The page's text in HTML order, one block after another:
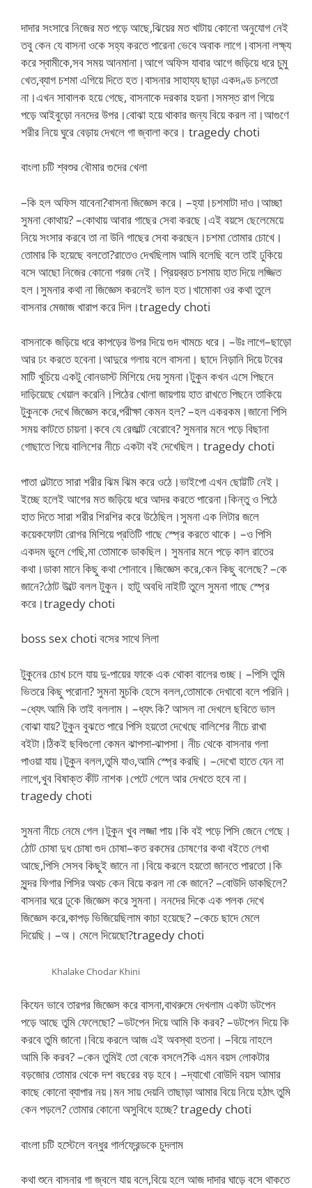
দাদার সংসারে নিজের মত পড়ে আছে,ঝিয়ের মত খাটায় কোনো অনুযোগ নেই
তবু কেন যে বাসনা ওকে সহ্য করতে পারেনা ভেবে অবাক লাগে।বাসনা লক্ষ্য
করে স্বামীকে,সব সময় আনমানা।আগে অফিস যাবার আগে জড়িয়ে ধরে চুমু
খেত,ব্যাগ চশমা এগিয়ে দিতে হত।বাসনার সাহায্য ছাড়া একদণ্ড চলতো
না।এখন সাবালক হয়ে গেছে, বাসনাকে দরকার হয়না।সমস্ত রাগ গিয়ে
পড়ে আইবুড়ো ননদের উপর।বোঝা হয়ে থাকার জন্য বিয়ে করল না।আগুণে
শরীর নিয়ে ঘুরে বেড়ায় দেখলে গা জ্বালা করে। tragedy choti
বাংলা চটি শ্বশুর বৌমার গুদের খেলা
–কি হল অফিস যাবেনা?বাসনা জিজ্ঞেস করে। –হ্যা।চশমাটা দাও।আচ্ছা
সুমনা কোথায়? –কোথায় আবার গাছের সেবা করছে।এই বয়সে ছেলেমেয়ে
নিয়ে সংসার করবে তা না উনি গাছের সেবা করছেন।চশমা তোমার চোখে।
তোমার কি হয়েছে বলতো?রাতেও দেখছিলাম আমি বলেছি বলে তাই ঢুকিয়ে
বসে আছো নিজের কোনো গরজ নেই। প্রিয়ব্রত চশমায় হাত দিয়ে লজ্জিত
হল।সুমনার কথা না জিজ্ঞেস করলেই ভাল হত।খামোকা ওর কথা তুলে
বাসনার মেজাজ খারাপ করে দিল।tragedy choti
বাসনাকে জড়িয়ে ধরে কাপড়ের উপর দিয়ে গুদ খামচে ধরে। –উঃ লাগে–ছাড়ো
আর ঢং করতে হবেনা।আদুরে গলায় বলে বাসনা। ছাদে নিড়ানি দিয়ে টবের
মাটি খুচিয়ে একটু বোনডাস্ট মিশিয়ে দেয় সুমনা।টুকুন কখন এসে পিছনে
দাড়িয়েছে খেয়াল করেনি।পিঠের খোলা জায়গায় হাত রাখতে পিছনে তাকিয়ে
টুকুনকে দেখে জিজ্ঞেস করে,পরীক্ষা কেমন হল? –হল একরকম।জানো পিসি
সময় কাটতে চায়না।কবে যে রেজাল্ট বেরোবে? সুমনার মনে পড়ে বিছানা
গোছাতে গিয়ে বালিশের নীচে একটা বই দেখেছিল। tragedy choti
পাতা ওল্টাতে সারা শরীর ঝিম ঝিম করে ওঠে।ভাইপো এখন ছোট্টটি নেই।
ইচ্ছে হলেই আগের মত জড়িয়ে ধরে আদর করতে পারেনা।কিন্তু ও পিঠে
হাত দিতে সারা শরীর শিরশির করে উঠেছিল।সুমনা এক লিটার জলে
কয়েকফোটা রোগর মিশিয়ে প্রতিটি গাছে স্প্রে করতে থাকে। –ও পিসি
একদম ভুলে গেছি,মা তোমাকে ডাকছিল। সুমনার মনে পড়ে কাল রাতের
কথা।ডাকা মানে কিছু কথা শোনাবে।জিজ্ঞেস করে,কেন কিছু বলেছে? –কে
জানে?ঠোট উল্টে বলল টুকুন। হাটু অবধি নাইটি তুলে সুমনা গাছে স্প্রে
করে।tragedy choti
boss sex choti বসের সাথে লিলা
টুকুনের চোখ চলে যায় দু-পায়ের ফাকে এক থোকা বালের গুচ্ছ। –পিসি তুমি
ভিতরে কিছু পরোনা? সুমনা মুচকি হেসে বলল,তোমাকে দেখাবো বলে পরিনি।
–ধ্যেৎ আমি কি তাই বললাম। –ধ্যৎ কি? আসল না দেখলে ছবিতে ভাল
বোঝা যায়? টুকুন বুঝতে পারে পিসি হয়তো দেখেছে বালিশের নীচে রাখা
বইটা।ঠিকই ছবিগুলো কেমন ঝাপসা-ঝাপসা। নীচ থেকে বাসনার গলা
পাওয়া যায়।টুকুন বলল,তুমি যাও,আমি স্প্রে করছি। –দেখো হাতে যেন না
লাগে,খুব বিষাক্ত কীট নাশক।পেটে গেলে আর দেখতে হবে না।
tragedy choti
সুমনা নীচে নেমে গেল।টুকুন খুব লজ্জা পায়।কি বই পড়ে পিসি জেনে গেছে।
ঠোট চোষা দুধ চোষা গুদ চোষা–কত রকমের চোষণের কথা বইতে লেখা
আছে,পিসি সেসব কিছুই জানে না।বিয়ে করলে হয়তো জানতে পারতো।কি
সুন্দর ফিগার পিসির অথচ কেন বিয়ে করল না কে জানে? –বোউদি ডাকছিলে?
বাসনার ঘরে ঢুকে জিজ্ঞেস করে সুমনা। ননদের দিকে এক পলক দেখে
জিজ্ঞেস করে,কাপড় ভিজিয়েছিলাম কাচা হয়েছে? –কেচে ছাদে মেলে
দিয়েছি। –অ। মেলে দিয়েছো?tragedy choti
Khalake Chodar Khini
কিযেন ভাবে তারপর জিজ্ঞেস করে বাসনা,বাথরুমে দেখলাম একটা ডটপেন
পড়ে আছে তুমি ফেলেছো? –ডটপেন দিয়ে আমি কি করব? –ডটপেন দিয়ে কি
করবে তুমি জানো।বিয়ে করলে আজ এই অবস্থা হতনা। –বিয়ে নাহলে
আমি কি করব? –কেন তুমিই তো বেকে বসলে?কি এমন বয়স লোকটার
বড়জোর তোমার থেকে দশ বছরের বড় হবে। –দ্যাখো বোউদি বয়স আমার
কাছে কোনো ব্যাপার নয়।মন সায় দেয়নি তাছাড়া আমার বিয়ে নিয়ে হঠাৎ তুমি
কেন পড়লে? তোমার কোনো অসুবিধে হচ্ছে? tragedy choti
বাংলা চটি হস্টেলে বন্ধুর গার্লফ্রেন্ডকে চুদলাম
কথা শুনে বাসনার গা জ্বলে যায় বলে,বিয়ে হলে আজ দাদার ঘাড়ে বসে থাকতে